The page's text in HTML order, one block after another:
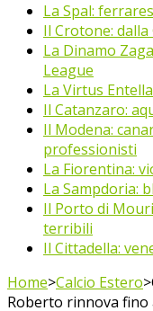
La Spal:
Il Crotone: dalla
La Dinamo
League
La Virtus
Il Catanzaro:
Il Modena:
professionisti
La Fiorentina:
La Sampdoria:
Il Porto di
terribili
Il Cittadella:
Home>Calcio Estero>
Roberto rinnova fino